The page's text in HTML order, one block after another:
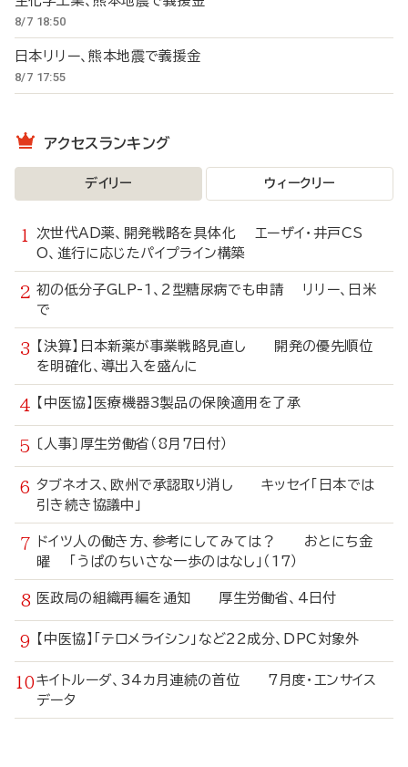
8/7 18:50
日本リリー、熊本地震で義援金
8/7 17:55
アクセスランキング
デイリー ウィークリー
次世代AD薬、開発戦略を具体化 エーザイ・井戸CS
O、進行に応じたパイプライン構築
初の低分子GLP-1、2型糖尿病でも申請 リリー、日米
で
【決算】日本新薬が事業戦略見直し 開発の優先順位
を明確化、導出入を盛んに
【中医協】医療機器3製品の保険適用を了承
〔人事〕厚生労働省（8月7日付）
タブネオス、欧州で承認取り消し キッセイ「日本では
引き続き協議中」
ドイツ人の働き方、参考にしてみては？ おとにち金
曜 「うぱのちいさな一歩のはなし」（17）
医政局の組織再編を通知 厚生労働省、4日付
【中医協】「テロメライシン」など22成分、DPC対象外
キイトルーダ、34カ月連続の首位 7月度・エンサイス
データ